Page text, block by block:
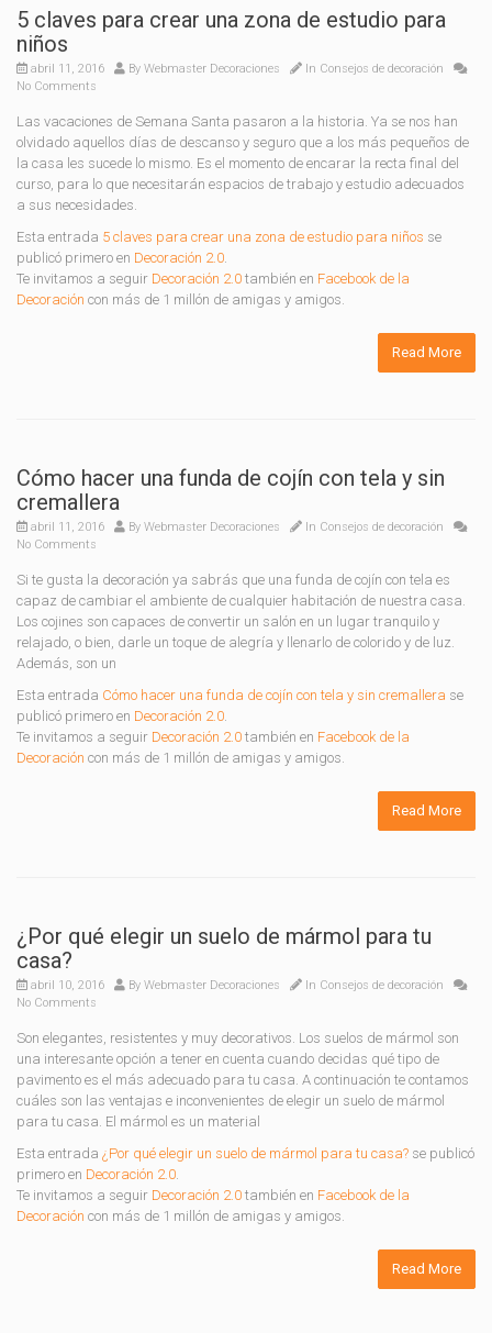
5 claves para crear una zona de estudio para
niños
abril 11, 2016 By Webmaster Decoraciones In Consejos de decoración
No Comments
Las vacaciones de Semana Santa pasaron a la historia. Ya se nos han
olvidado aquellos días de descanso y seguro que a los más pequeños de
la casa les sucede lo mismo. Es el momento de encarar la recta final del
curso, para lo que necesitarán espacios de trabajo y estudio adecuados
a sus necesidades.
Esta entrada 5 claves para crear una zona de estudio para niños se
publicó primero en Decoración 2.0.
Te invitamos a seguir Decoración 2.0 también en Facebook de la
Decoración con más de 1 millón de amigas y amigos.
Read More
Cómo hacer una funda de cojín con tela y sin
cremallera
abril 11, 2016 By Webmaster Decoraciones In Consejos de decoración
No Comments
Si te gusta la decoración ya sabrás que una funda de cojín con tela es
capaz de cambiar el ambiente de cualquier habitación de nuestra casa.
Los cojines son capaces de convertir un salón en un lugar tranquilo y
relajado, o bien, darle un toque de alegría y llenarlo de colorido y de luz.
Además, son un
Esta entrada Cómo hacer una funda de cojín con tela y sin cremallera se
publicó primero en Decoración 2.0.
Te invitamos a seguir Decoración 2.0 también en Facebook de la
Decoración con más de 1 millón de amigas y amigos.
Read More
¿Por qué elegir un suelo de mármol para tu
casa?
abril 10, 2016 By Webmaster Decoraciones In Consejos de decoración
No Comments
Son elegantes, resistentes y muy decorativos. Los suelos de mármol son
una interesante opción a tener en cuenta cuando decidas qué tipo de
pavimento es el más adecuado para tu casa. A continuación te contamos
cuáles son las ventajas e inconvenientes de elegir un suelo de mármol
para tu casa. El mármol es un material
Esta entrada ¿Por qué elegir un suelo de mármol para tu casa? se publicó
primero en Decoración 2.0.
Te invitamos a seguir Decoración 2.0 también en Facebook de la
Decoración con más de 1 millón de amigas y amigos.
Read More